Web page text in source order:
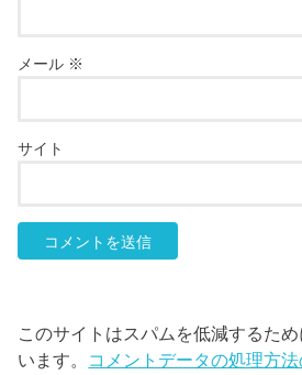
メール ※
サイト
このサイトはスパムを低減するた
います。 コメントデータの処理方